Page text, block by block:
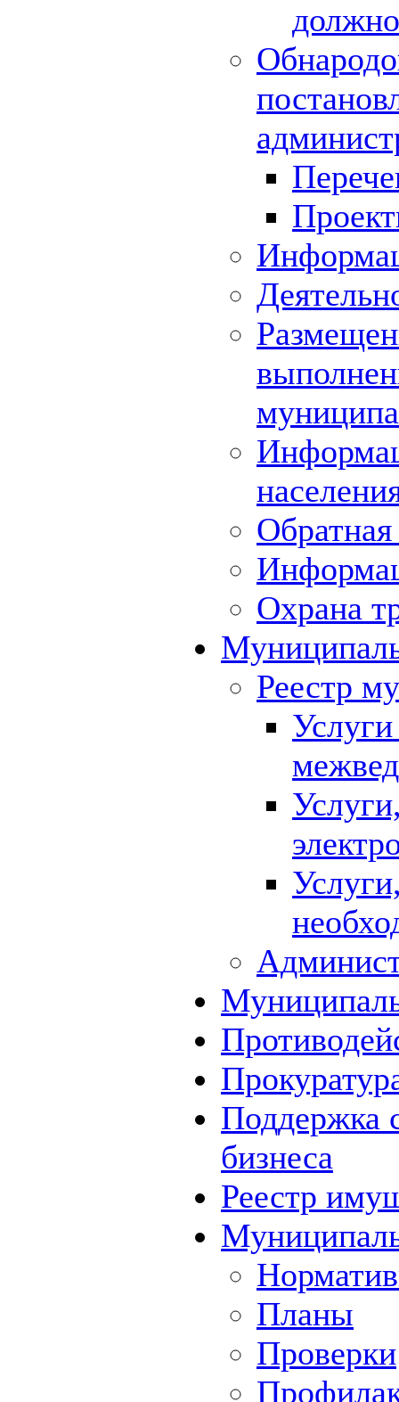
Обратная
Охрана
Реестр
Поддержка
бизнеса
Реестр
Планы
Проверки